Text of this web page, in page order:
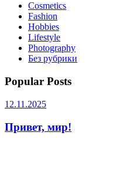
Cosmetics
Fashion
Hobbies
Lifestyle
Photography
Без рубрики
Popular Posts
12.11.2025
Привет, мир!